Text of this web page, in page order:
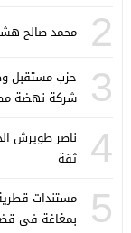
2 محمد صالح
3
حزب مستقبل
شركة نهضة
4
ناصر طويرش
ثقة
5
مستندات
بمغاغة فى